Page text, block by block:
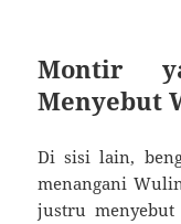
Montir
Menyebut
Di sisi lain,
menangani
justru